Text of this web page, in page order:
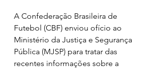
A Confederação Brasileira de
Futebol (CBF) enviou ofício ao
Ministério da Justiça e Segurança
Pública (MJSP) para tratar das
recentes informações sobre a